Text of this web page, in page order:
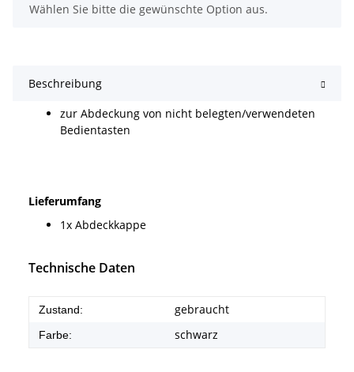
x
Wählen Sie bitte die gewünschte Option aus.
Beschreibung
zur Abdeckung von nicht belegten/verwendeten
Bedientasten
Lieferumfang
1x Abdeckkappe
Technische Daten
Zustand: gebraucht
Farbe: schwarz